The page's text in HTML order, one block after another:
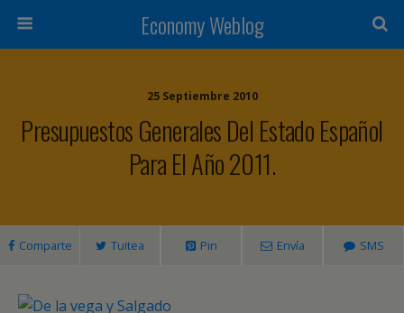
Economy Weblog
25 Septiembre 2010
Presupuestos Generales Del Estado Español
Para El Año 2011.
Comparte Tuitea Pin Envía SMS